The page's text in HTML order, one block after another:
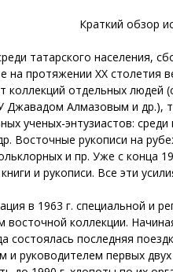
Краткий обзор
татарского населения,
на протяжении ХХ столетия
коллекций отдельных
Алмазовым и др.),
ученых-энтузиастов:
Восточные рукописи на
и пр. Уже с конца
и рукописи. Все эти
в 1963 г. специальной и
восточной коллекции.
состоялась последняя
и руководителем первых